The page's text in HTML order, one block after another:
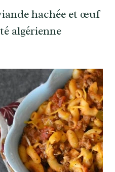
hachée et œuf
algérienne